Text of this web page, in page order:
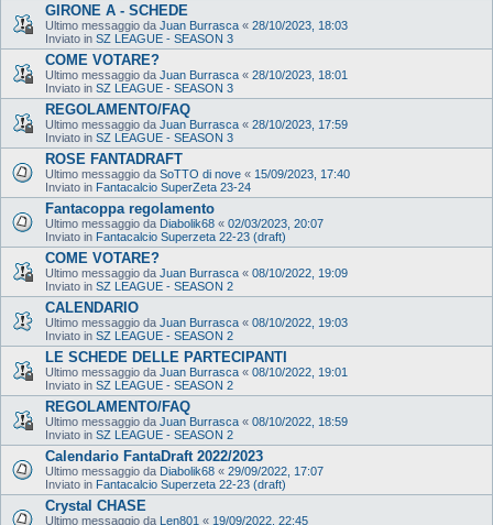
GIRONE A - SCHEDE
Ultimo messaggio da Juan Burrasca « 28/10/2023, 18:03
Inviato in SZ LEAGUE - SEASON 3
COME VOTARE?
Ultimo messaggio da Juan Burrasca « 28/10/2023, 18:01
Inviato in SZ LEAGUE - SEASON 3
REGOLAMENTO/FAQ
Ultimo messaggio da Juan Burrasca « 28/10/2023, 17:59
Inviato in SZ LEAGUE - SEASON 3
ROSE FANTADRAFT
Ultimo messaggio da SoTTO di nove « 15/09/2023, 17:40
Inviato in Fantacalcio SuperZeta 23-24
Fantacoppa regolamento
Ultimo messaggio da Diabolik68 « 02/03/2023, 20:07
Inviato in Fantacalcio Superzeta 22-23 (draft)
COME VOTARE?
Ultimo messaggio da Juan Burrasca « 08/10/2022, 19:09
Inviato in SZ LEAGUE - SEASON 2
CALENDARIO
Ultimo messaggio da Juan Burrasca « 08/10/2022, 19:03
Inviato in SZ LEAGUE - SEASON 2
LE SCHEDE DELLE PARTECIPANTI
Ultimo messaggio da Juan Burrasca « 08/10/2022, 19:01
Inviato in SZ LEAGUE - SEASON 2
REGOLAMENTO/FAQ
Ultimo messaggio da Juan Burrasca « 08/10/2022, 18:59
Inviato in SZ LEAGUE - SEASON 2
Calendario FantaDraft 2022/2023
Ultimo messaggio da Diabolik68 « 29/09/2022, 17:07
Inviato in Fantacalcio Superzeta 22-23 (draft)
Crystal CHASE
Ultimo messaggio da Len801 « 19/09/2022, 22:45